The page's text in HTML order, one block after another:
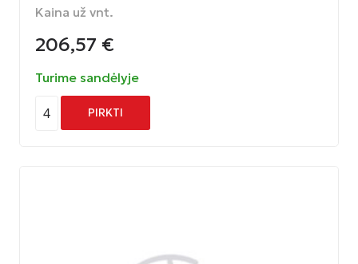
Kaina už vnt.
206,57 €
Turime sandėlyje
4 PIRKTI